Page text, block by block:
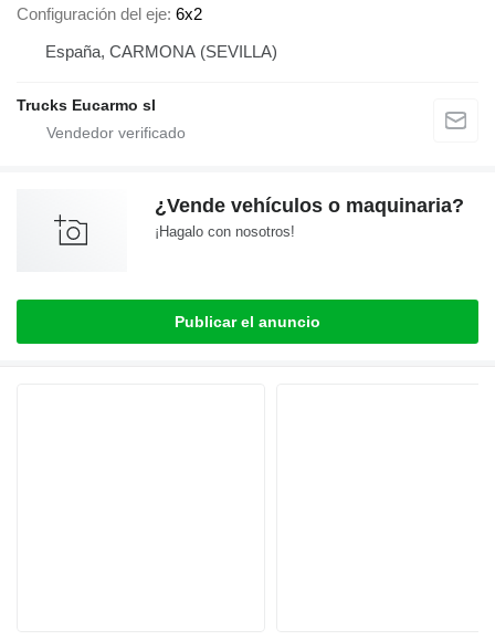
Configuración del eje 6x2
España, CARMONA (SEVILLA)
Trucks Eucarmo sl
¿Vende vehículos o maquinaria?
¡Hagalo con nosotros!
Publicar el anuncio